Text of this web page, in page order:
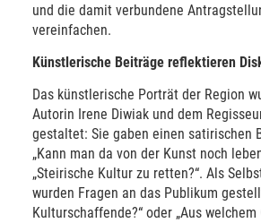
und die damit verbundene
vereinfachen.
Künstlerische Beiträge reflektieren
Das künstlerische Porträt der Region
Autorin Irene Diwiak und dem
gestaltet: Sie gaben einen satirischen
„Kann man da von der Kunst noch
„Steirische Kultur zu retten?“. Als
wurden Fragen an das Publikum
Kulturschaffende?“ oder „Aus welchem